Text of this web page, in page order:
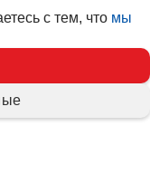
с тем, что мы